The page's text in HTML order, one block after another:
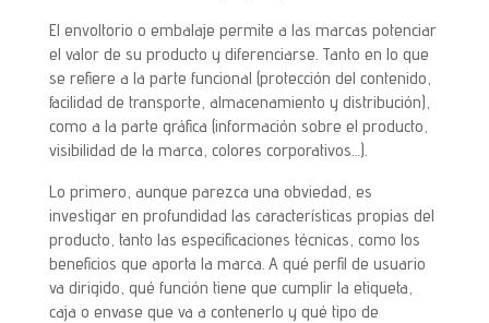
El envoltorio o embalaje permite a las marcas potenciar
el valor de su producto y diferenciarse. Tanto en lo que
se refiere a la parte funcional (protección del contenido,
facilidad de transporte, almacenamiento y distribución),
como a la parte gráfica (información sobre el producto,
visibilidad de la marca, colores corporativos…).
Lo primero, aunque parezca una obviedad, es
investigar en profundidad las características propias del
producto, tanto las especificaciones técnicas, como los
beneficios que aporta la marca. A qué perfil de usuario
va dirigido, qué función tiene que cumplir la etiqueta,
caja o envase que va a contenerlo y qué tipo de